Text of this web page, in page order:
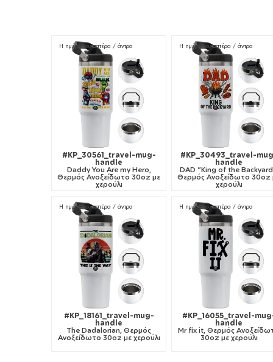
Η ημέρα του πατέρα / άντρα
#KP_30561_travel-mug-
handle
Daddy You Are my Hero,
Θερμός Ανοξείδωτο 30oz με
χερούλι
Η ημέρα του πατέρα / άντρα
#KP_30493_travel-
handle
DAD "King of the
Θερμός Ανοξείδωτο 30oz
χερούλι
Η ημέρα του πατέρα / άντρα
#KP_18161_travel-mug-
handle
The Dadalorian, Θερμός
Ανοξείδωτο 30oz με χερούλι
Η ημέρα του πατέρα / άντρα
#KP_16055_travel-
handle
Mr fix it, Θερμός
30oz με χερούλι